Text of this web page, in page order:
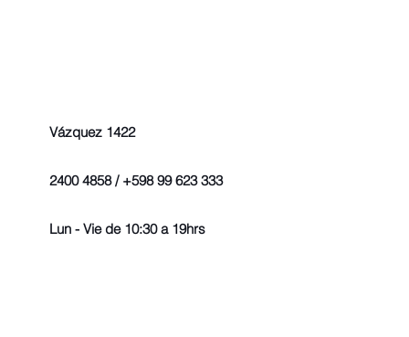
Vázquez 1422
2400 4858 / +598 99 623 333
Lun - Vie de 10:30 a 19hrs